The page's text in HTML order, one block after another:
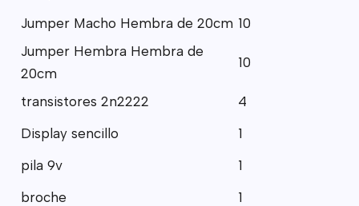
Jumper Macho Hembra de 20cm 10
Jumper Hembra Hembra de
20cm
10
transistores 2n2222
4
Display sencillo
1
pila 9v
1
broche
1